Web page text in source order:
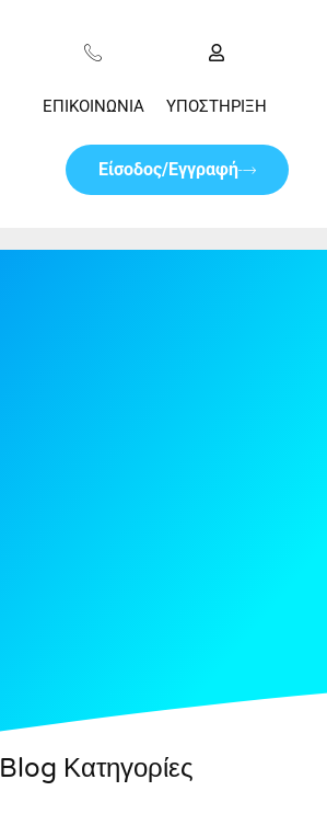
ΕΠΙΚΟΙΝΩΝΊΑ ΥΠΟΣΤΉΡΙΞΗ
Είσοδος/Εγγραφή
Blog Κατηγορίες